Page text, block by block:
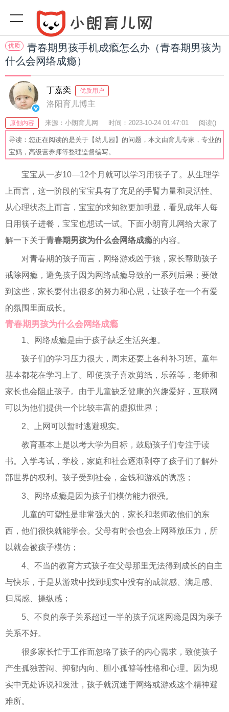
优质
青春期男孩手机成瘾怎么办（青春期男孩为
什么会网络成瘾）
丁嘉奕 优质用户
洛阳育儿博主
原创内容 来源：小朗育儿网 时间：2023-10-24 01:47:01 阅读()
收藏：23 分享：67 爆
导读：您正在阅读的是关于【幼儿园】的问题，本文由育儿专家，专业的
宝妈，高级营养师等整理监督编写。
宝宝从一岁10—12个月就可以学习用筷子了。从生理学
上而言，这一阶段的宝宝具有了充足的手臂力量和灵活性。
从心理状态上而言，宝宝的求知欲更加明显，看见成年人每
日用筷子进餐，宝宝也想试一试。下面小朗育儿网给大家了
解一下关于青春期男孩为什么会网络成瘾的内容。
对青春期的孩子而言，网络游戏凶于狼，家长帮助孩子
戒除网瘾，避免孩子因为网络成瘾导致的一系列后果；要做
到这些，家长要付出很多的努力和心思，让孩子在一个有爱
的氛围里面成长。
青春期男孩为什么会网络成瘾
1、网络成瘾是由于孩子缺乏生活兴趣。
孩子们的学习压力很大，周末还要上各种补习班。童年
基本都花在学习上了。即使孩子喜欢剪纸，乐器等，老师和
家长也会阻止孩子。由于儿童缺乏健康的兴趣爱好，互联网
可以为他们提供一个比较丰富的虚拟世界；
2、上网可以暂时逃避现实。
教育基本上是以考大学为目标，鼓励孩子们专注于读
书。入学考试，学校，家庭和社会逐渐剥夺了孩子们了解外
部世界的权利。孩子受到社会，金钱和游戏的诱惑；
3、网络成瘾是因为孩子们模仿能力很强。
儿童的可塑性是非常强大的，家长和老师教他们的东
西，他们很快就能学会。父母有时会也会上网释放压力，所
以就会被孩子模仿；
4、不当的教育方式孩子在父母那里无法得到成长的自主
与快乐，于是从游戏中找到现实中没有的成就感、满足感、
归属感、操纵感；
5、不良的亲子关系超过一半的孩子沉迷网瘾是因为亲子
关系不好。
很多家长忙于工作而忽略了孩子的内心需求，致使孩子
产生孤独苦闷、抑郁内向、胆小孤僻等性格和心理。因为现
实中无处诉说和发泄，孩子就沉迷于网络或游戏这个精神避
难所。